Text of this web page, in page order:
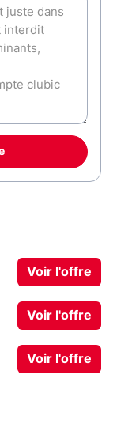
Voir l'offre
Voir l'offre
Voir l'offre